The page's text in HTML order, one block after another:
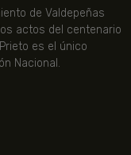
de Valdepeñas
actos del centenario
es el único
Nacional.